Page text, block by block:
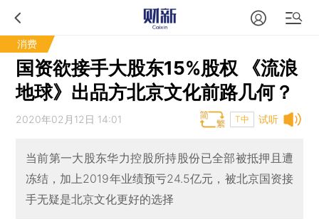
消费
国资欲接手大股东15%股权 《流浪
地球》出品方北京文化前路几何？
试听
2020年02月12日 14:01 T中
当前第一大股东华力控股所持股份已全部被抵押且遭
冻结，加上2019年业绩预亏24.5亿元，被北京国资接
手无疑是北京文化更好的选择